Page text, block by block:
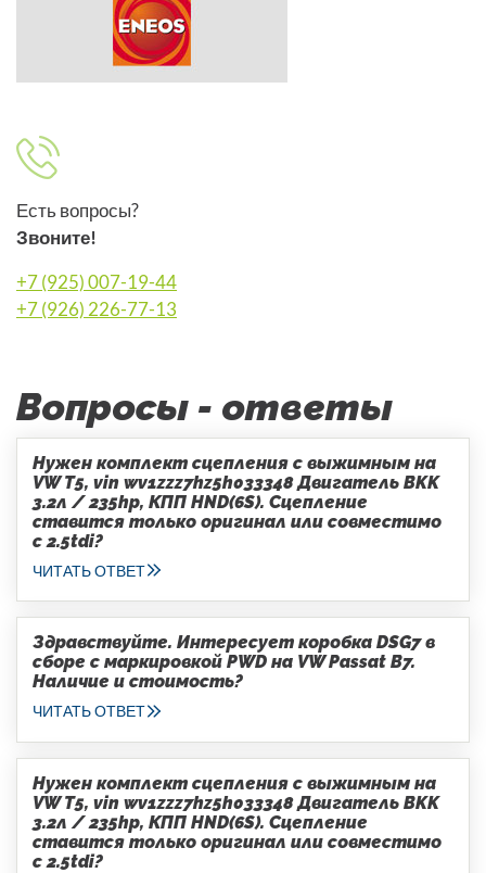
Есть вопросы?
Звоните!
+7 (925) 007-19-44
+7 (926) 226-77-13
Вопросы - ответы
Нужен комплект сцепления с выжимным на
VW T5, vin wv1zzz7hz5h033348 Двигатель BKK
3.2л / 235hp, КПП HND(6S). Сцепление
ставится только оригинал или совместимо
с 2.5tdi?
ЧИТАТЬ ОТВЕТ
Здравствуйте. Интересует коробка DSG7 в
сборе с маркировкой PWD на VW Passat B7.
Наличие и стоимость?
ЧИТАТЬ ОТВЕТ
Нужен комплект сцепления с выжимным на
VW T5, vin wv1zzz7hz5h033348 Двигатель BKK
3.2л / 235hp, КПП HND(6S). Сцепление
ставится только оригинал или совместимо
с 2.5tdi?